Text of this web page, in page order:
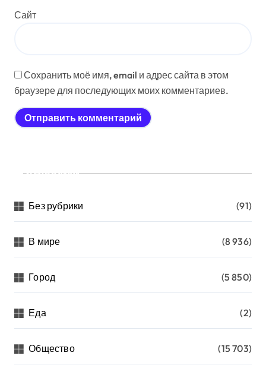
Сайт
Сохранить моё имя, email и адрес сайта в этом
браузере для последующих моих комментариев.
Рубрики
Без рубрики (91)
В мире (8 936)
Город (5 850)
Еда (2)
Общество (15 703)